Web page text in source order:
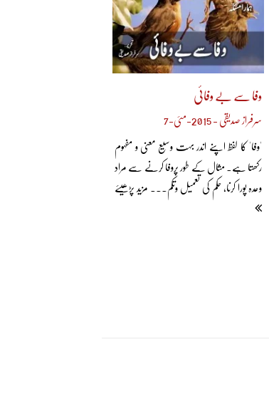
وفا سے بے وفائی
سرفراز صدیقی - 2015-مئی-7
'وفا' کا لفظ اپنے اندر بہت وسیع معنی و مفہوم
رکھتا ہے۔ مثال کے طور پروفا کرنے سے مراد
وعدہ پورا کرنا، حکم کی تعمیل وتکم... مزید پڑھیئے